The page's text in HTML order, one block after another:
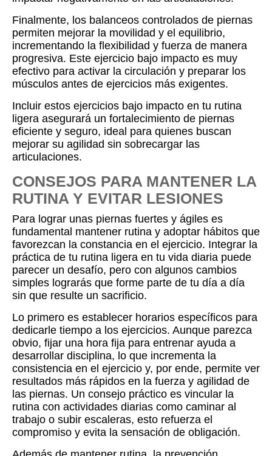
Finalmente, los balanceos controlados de piernas
permiten mejorar la movilidad y el equilibrio,
incrementando la flexibilidad y fuerza de manera
progresiva. Este ejercicio bajo impacto es muy
efectivo para activar la circulación y preparar los
músculos antes de ejercicios más exigentes.
Incluir estos ejercicios bajo impacto en tu rutina
ligera asegurará un fortalecimiento de piernas
eficiente y seguro, ideal para quienes buscan
mejorar su agilidad sin sobrecargar las
articulaciones.
CONSEJOS PARA MANTENER LA
RUTINA Y EVITAR LESIONES
Para lograr unas piernas fuertes y ágiles es
fundamental mantener rutina y adoptar hábitos que
favorezcan la constancia en el ejercicio. Integrar la
práctica de tu rutina ligera en tu vida diaria puede
parecer un desafío, pero con algunos cambios
simples lograrás que forme parte de tu día a día
sin que resulte un sacrificio.
Lo primero es establecer horarios específicos para
dedicarle tiempo a los ejercicios. Aunque parezca
obvio, fijar una hora fija para entrenar ayuda a
desarrollar disciplina, lo que incrementa la
consistencia en el ejercicio y, por ende, permite ver
resultados más rápidos en la fuerza y agilidad de
las piernas. Un consejo práctico es vincular la
rutina con actividades diarias como caminar al
trabajo o subir escaleras, esto refuerza el
compromiso y evita la sensación de obligación.